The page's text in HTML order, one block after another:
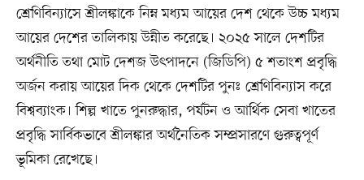
শ্রেণিবিন্যাসে শ্রীলঙ্কাকে নিম্ন মধ্যম আয়ের দেশ থেকে উচ্চ মধ্যম
আয়ের দেশের তালিকায় উন্নীত করেছে। ২০২৫ সালে দেশটির
অর্থনীতি তথা মোট দেশজ উৎপাদনে (জিডিপি) ৫ শতাংশ প্রবৃদ্ধি
অর্জন করায় আয়ের দিক থেকে দেশটির পুনঃ শ্রেণিবিন্যাস করে
বিশ্বব্যাংক। শিল্প খাতে পুনরুদ্ধার, পর্যটন ও আর্থিক সেবা খাতের
প্রবৃদ্ধি সার্বিকভাবে শ্রীলঙ্কার অর্থনৈতিক সম্প্রসারণে গুরুত্বপূর্ণ
ভূমিকা রেখেছে।